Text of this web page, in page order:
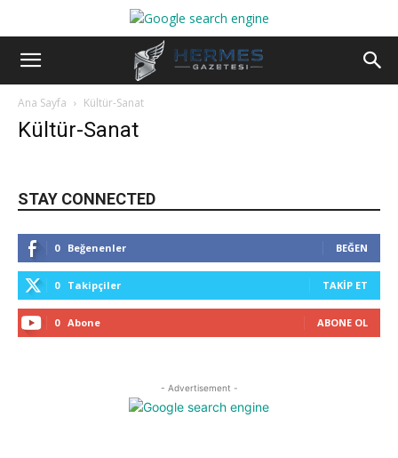
Ana Sayfa Kültür-Sanat
Kültür-Sanat
STAY CONNECTED
0 Beğenenler BEĞEN
0 Takipçiler TAKIP ET
0 Abone ABONE OL
- Advertisement -